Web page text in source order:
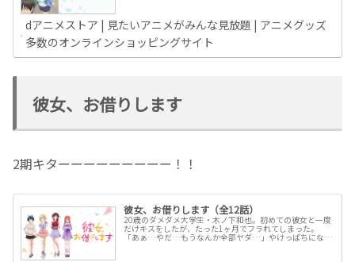
dアニメストア | 見たいアニメがみんな見放題 | アニメグッズ
多数のオンラインショッピングサイト
彼女、お借りします
2期キターーーーーーーーー！！
彼女、お借りします（全12話）
20歳のダメダメ大学生・木ノ下和也。初めての彼女と一度
だけキスをしたが、たった1ヶ月でフラれてしまった。
「あぁ…やだ…もうなんか全部ヤダ…」やけっぱちになっ